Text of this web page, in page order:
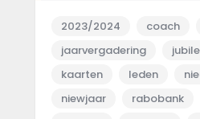
2023/2024 coach
jaarvergadering
kaarten
leden
niewjaar
rabobank